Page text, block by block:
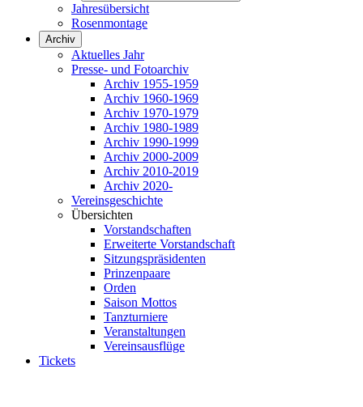
Jahresübersicht
Rosenmontage
Archiv
Aktuelles Jahr
Presse- und Fotoarchiv
Archiv 1955-1959
Archiv 1960-1969
Archiv 1970-1979
Archiv 1980-1989
Archiv 1990-1999
Archiv 2000-2009
Archiv 2010-2019
Archiv 2020-
Vereinsgeschichte
Übersichten
Vorstandschaften
Erweiterte Vorstandschaft
Sitzungspräsidenten
Prinzenpaare
Orden
Saison Mottos
Tanzturniere
Veranstaltungen
Vereinsausflüge
Tickets